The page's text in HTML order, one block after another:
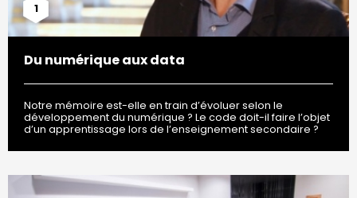
1
Du numérique aux data
Notre mémoire est-elle en train d’évoluer selon le
développement du numérique ? Le code doit-il faire l’objet
d’un apprentissage lors de l’enseignement secondaire ?